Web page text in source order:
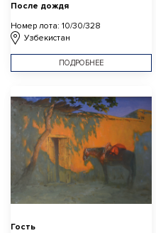
После дождя
Номер лота: 10/30/328
Узбекистан
ПОДРОБНЕЕ
Гость